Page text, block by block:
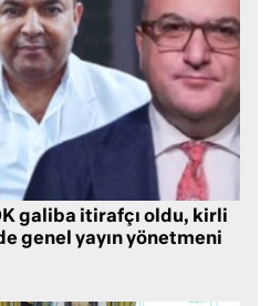
galiba itirafçı oldu, kirli
genel yayın yönetmeni